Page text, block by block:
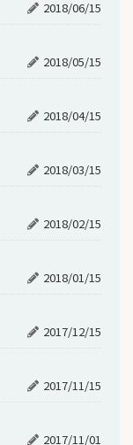
2018/06/15
2018/05/15
2018/04/15
2018/03/15
2018/02/15
2018/01/15
2017/12/15
2017/11/15
2017/11/01